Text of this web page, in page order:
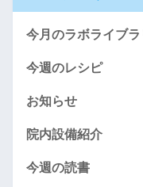
今月のラボライブ
今週のレシピ
お知らせ
院内設備紹介
今週の読書